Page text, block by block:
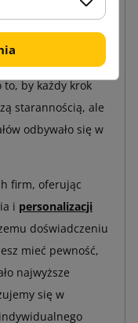
i wytrzymały,
do
tego procesu
by każdy krok
starannością, ale
odbywało się w
firm, oferując
i personalizacji
doświadczeniu
mieć pewność,
najwyższe
się w